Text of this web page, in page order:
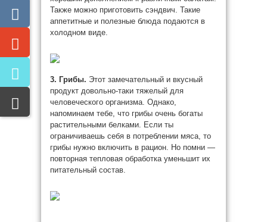
Также можно приготовить сэндвич. Такие
аппетитные и полезные блюда подаются в
холодном виде.
3. Грибы. Этот замечательный и вкусный
продукт довольно-таки тяжелый для
человеческого организма. Однако,
напоминаем тебе, что грибы очень богаты
растительными белками. Если ты
ограничиваешь себя в потреблении мяса, то
грибы нужно включить в рацион. Но помни —
повторная тепловая обработка уменьшит их
питательный состав.